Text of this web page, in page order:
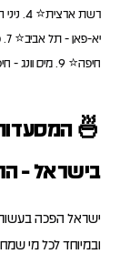
רשת ארצית⭐ 4. ניני האצ’י - תל אביב
יא-פאן - תל אביב⭐ 7. פופינה אסיה (Popina Asia) - תל אביב
חיפה⭐ 9. מיס וונג - חיפה
🍜
בישראל -
ישראל הפכה בעשור
ובמיוחד לכל מי